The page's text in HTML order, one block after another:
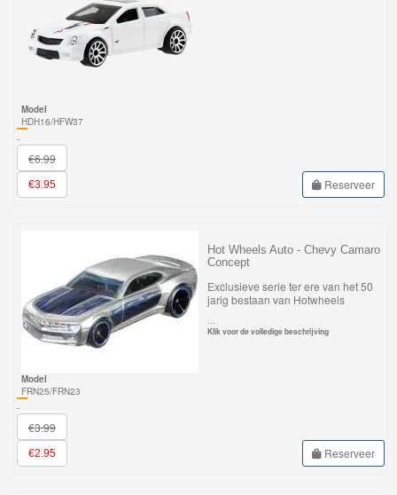
Model
HDH16/HFW37
-
€6.99
€3.95 Reserveer
Hot Wheels Auto - Chevy Camaro
Concept
Exclusieve serie ter ere van het 50
jarig bestaan van Hotwheels
Klik voor de volledige beschrijving
Model
FRN25/FRN23
-
€3.99
€2.95 Reserveer